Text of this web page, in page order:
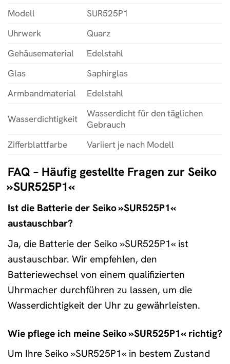
Modell
SUR525P1
Uhrwerk
Quarz
Gehäusematerial
Edelstahl
Glas
Saphirglas
Armbandmaterial
Edelstahl
Wasserdichtigkeit
Wasserdicht für den täglichen
Gebrauch
Zifferblattfarbe
Variiert je nach Modell
FAQ – Häufig gestellte Fragen zur Seiko
»SUR525P1«
Ist die Batterie der Seiko »SUR525P1«
austauschbar?
Ja, die Batterie der Seiko »SUR525P1« ist
austauschbar. Wir empfehlen, den
Batteriewechsel von einem qualifizierten
Uhrmacher durchführen zu lassen, um die
Wasserdichtigkeit der Uhr zu gewährleisten.
Wie pflege ich meine Seiko »SUR525P1« richtig?
Um Ihre Seiko »SUR525P1« in bestem Zustand